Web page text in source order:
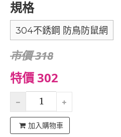
規格
304不銹鋼 防鳥防鼠網
市價 318
特價 302
加入購物車